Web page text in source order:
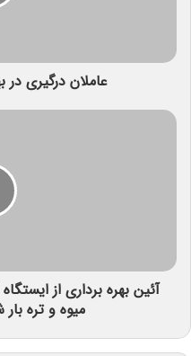
عاملان ‏درگیری
آئین بهره برداری از
میوه و تره